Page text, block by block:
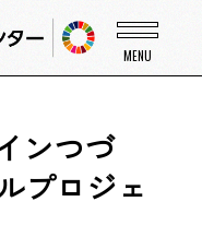
ンつづ
プロジェ